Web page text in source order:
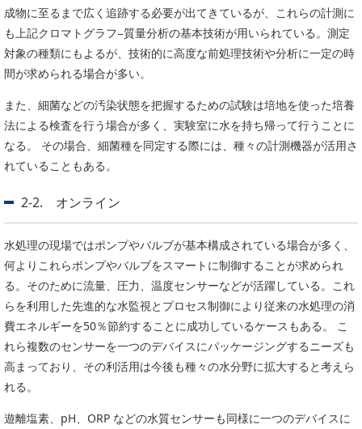
成物に至るまで広く追跡する必要が出てきているが、これらの計測に
も上記クロマトグラフ−質量分析の基本技術が用いられている。測定
対象の種類にもよるが、技術的に高度な前処理技術や分析に一定の時
間が求められる場合が多い。
また、細菌などの汚染状態を把握するための試験は培地を使った培養
法による検査を行う場合が多く、実験室に水を持ち帰って行うことに
なる。 その場合、細菌種を同定する際には、種々の計測機器が活用さ
れていることもある。
2-2. オンライン
水処理の現場ではポンプやバルブが基本構成されている場合が多く、
何よりこれらポンプやバルブをスマートに制御することが求められ
る。そのために流量、圧力、温度センサーなどが活躍している。これ
らを利用した先進的な水監視とプロセス制御により従来の水処理の消
費エネルギーを50％節約することに成功しているケースもある。 こ
れら複数のセンサーを一つのデバイスにパッケージングするニーズも
高まっており、その利活用は今後も種々の水分野に拡大すると考えら
れる。
遊離塩素、pH、ORP などの水質センサーも同様に一つのデバイスに